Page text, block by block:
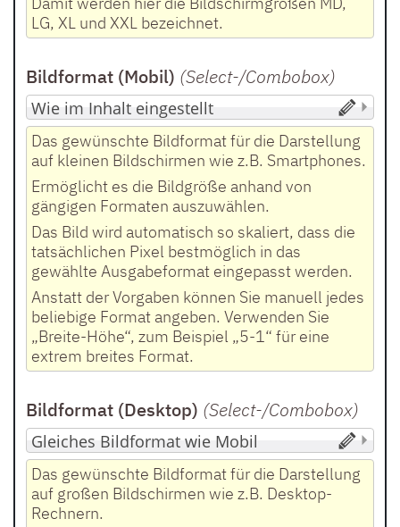
LG, XL und XXL bezeichnet.
Bildformat (Mobil) (Select-/Combobox)
Das gewünschte Bildformat für die Darstellung
auf kleinen Bildschirmen wie z.B. Smartphones.
Ermöglicht es die Bildgröße anhand von
gängigen Formaten auszuwählen.
Das Bild wird automatisch so skaliert, dass die
tatsächlichen Pixel bestmöglich in das
gewählte Ausgabeformat eingepasst werden.
Anstatt der Vorgaben können Sie manuell jedes
beliebige Format angeben. Verwenden Sie
„Breite-Höhe“, zum Beispiel „5-1“ für eine
extrem breites Format.
Bildformat (Desktop) (Select-/Combobox)
Das gewünschte Bildformat für die Darstellung
auf großen Bildschirmen wie z.B. Desktop-
Rechnern.